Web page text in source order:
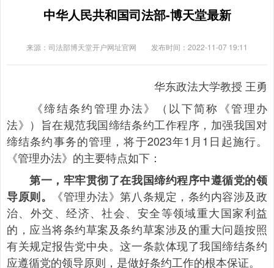
中华人民共和国司法部-博天堂最新
来源：司法部博天堂开户网址官网 发布时间：2022-11-07 19:11
华东政法大学教授 王勇
《缔结条约管理办法》（以下简称《管理办
法》）旨在规范我国缔结条约工作程序，加强我国对
缔结条约事务的管理，将于2023年1月1日起施行。
《管理办法》的主要特点如下：
第一，牢牢贯彻了在我国缔约程序中遵循党的领
导原则。
《管理办法》第八条规定，条约内容涉及政
治、外交、经济、社会、安全等领域重大国家利益
的，应当将条约草案及条约草案涉及的重大问题按照
有关规定报告党中央。这一条款体现了我国缔结条约
应遵循党的领导原则，是做好条约工作的根本保证。